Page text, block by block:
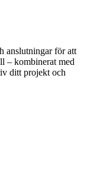
anslutningar för att
– kombinerat med
ditt projekt och